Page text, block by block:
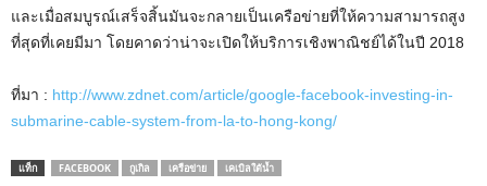
และเมื่อสมบูรณ์เสร็จสิ้นมันจะกลายเป็นเครือข่ายที่ให้ความสามารถสูง
ที่สุดที่เคยมีมา โดยคาดว่าน่าจะเปิดให้บริการเชิงพาณิชย์ได้ในปี 2018
ที่มา : http://www.zdnet.com/article/google-facebook-investing-in-
submarine-cable-system-from-la-to-hong-kong/
แท็ก FACEBOOK กูเกิล เครือข่าย เคเบิลใต้น้ำ